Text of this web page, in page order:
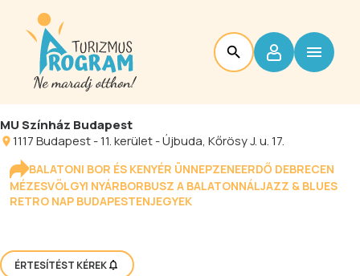
MU Színház Budapest
1117Budapest-11. kerület - Újbuda, Kőrösy J. u. 17.
BALATONI BOR ÉS KENYÉR ÜNNEPZENEERDŐ DEBRECEN
MÉZESVÖLGYI NYÁRBORBUSZ A BALATONNÁLJAZZ & BLUES
RETRO NAP BUDAPESTENJEGYEK
ÉRTESÍTÉST KÉREK